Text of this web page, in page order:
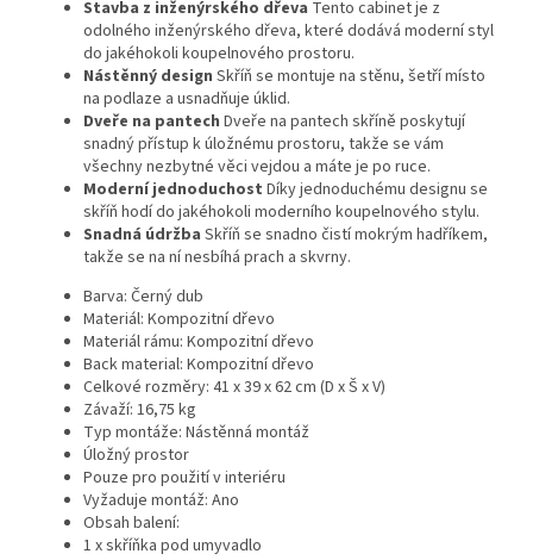
Stavba z inženýrského dřeva Tento cabinet je z
odolného inženýrského dřeva, které dodává moderní styl
do jakéhokoli koupelnového prostoru.
Nástěnný design Skříň se montuje na stěnu, šetří místo
na podlaze a usnadňuje úklid.
Dveře na pantech Dveře na pantech skříně poskytují
snadný přístup k úložnému prostoru, takže se vám
všechny nezbytné věci vejdou a máte je po ruce.
Moderní jednoduchost Díky jednoduchému designu se
skříň hodí do jakéhokoli moderního koupelnového stylu.
Snadná údržba Skříň se snadno čistí mokrým hadříkem,
takže se na ní nesbíhá prach a skvrny.
Barva: Černý dub
Materiál: Kompozitní dřevo
Materiál rámu: Kompozitní dřevo
Back material: Kompozitní dřevo
Celkové rozměry: 41 x 39 x 62 cm (D x Š x V)
Závaží: 16,75 kg
Typ montáže: Nástěnná montáž
Úložný prostor
Pouze pro použití v interiéru
Vyžaduje montáž: Ano
Obsah balení:
1 x skříňka pod umyvadlo